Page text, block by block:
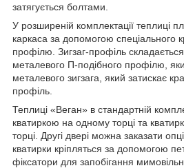
затягується болтами.
У розширеній комплектації теплиці
каркаса за допомогою спеціального
профілю. Зигзаг-профіль
металевого П-подібного профілю,
металевого зигзага, який затискає
профіль.
Теплиці «Веган» в стандартній
кватиркою на одному торці та
торці. Другі двері можна заказати
кватирки кріпляться за допомогою
фіксатори для запобігання